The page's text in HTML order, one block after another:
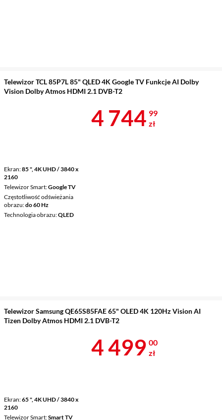
Telewizor TCL 85P7L 85" QLED 4K Google TV Funkcje AI Dolby
Vision Dolby Atmos HDMI 2.1 DVB-T2
Ekran 85 ", 4K UHD / 3840 x
2160
Telewizor Smart Google TV
Częstotliwość odświeżania
obrazu do 60 Hz
Technologia obrazu QLED
Cena 4
4 744 99
zł
Telewizor Samsung QE65S85FAE 65" OLED 4K 120Hz Vision AI
Tizen Dolby Atmos HDMI 2.1 DVB-T2
Ekran 65 ", 4K UHD / 3840 x
2160
Telewizor Smart Smart TV
Cena 4 499 zł
4 499 00
zł